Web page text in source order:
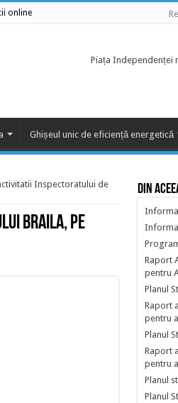
online
Piața Independenței
Ghișeul unic de eficiență energetică
Inspectoratului de
Braila, pe
Din
Raport
pentru
Planul
Raport
pentru
Planul
Raport
pentru
Planul
Planul